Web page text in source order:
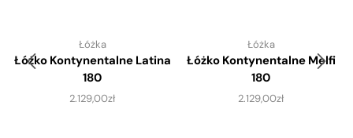
Łóżka
Łóżko Kontynentalne Latina
180
2.129,00zł
Łóżka
Łóżko Kontynentalne Melfi
180
2.129,00zł